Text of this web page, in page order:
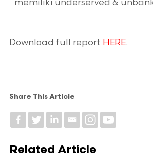
memiliki underserved &
Download full report HERE.
Share This Article
Related Article